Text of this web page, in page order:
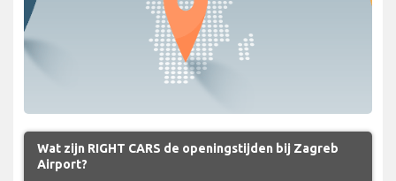
Wat zijn RIGHT CARS de openingstijden bij Zagreb
Airport?